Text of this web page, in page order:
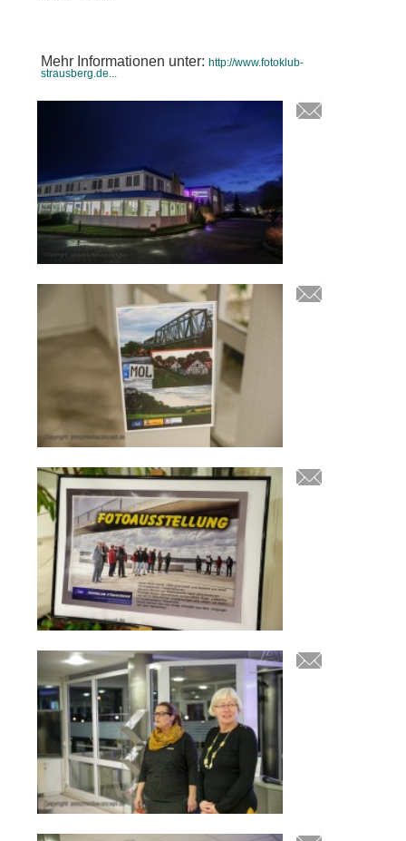
Mehr Informationen unter: http://www.fotoklub-
strausberg.de...